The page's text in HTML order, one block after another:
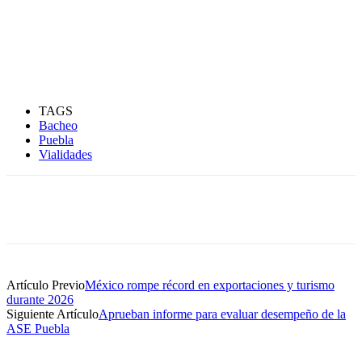
TAGS
Bacheo
Puebla
Vialidades
Artículo PrevioMéxico rompe récord en exportaciones y turismo
durante 2026
Siguiente ArtículoAprueban informe para evaluar desempeño de la
ASE Puebla